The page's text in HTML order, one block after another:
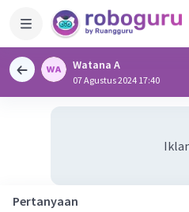
Watana A
07 Agustus 2024 17:40
Pertanyaan